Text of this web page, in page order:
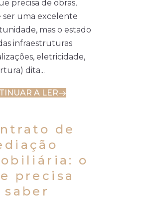
precisa de obras,
ser uma excelente
mas o estado
infraestruturas
eletricidade,
dita...
A LER
de
o
precisa
saber